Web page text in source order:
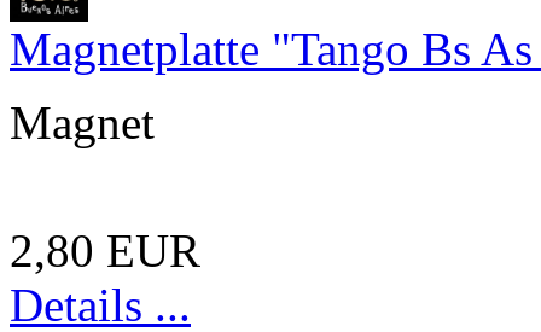
Magnetplatte "Tango Bs
Magnet
2,80 EUR
Details ...